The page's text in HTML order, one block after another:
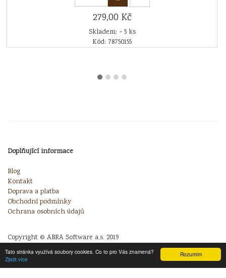
Rozumím
Tato stránka využívá soubory cookies. Co to pro Vás znamená?
Zjistit více
279,00 Kč
Skladem: > 5 ks
Kód: 78750155
Doplňující informace
Blog
Kontakt
Doprava a platba
Obchodní podmínky
Ochrana osobních údajů
Copyright © ABRA Software a.s. 2019